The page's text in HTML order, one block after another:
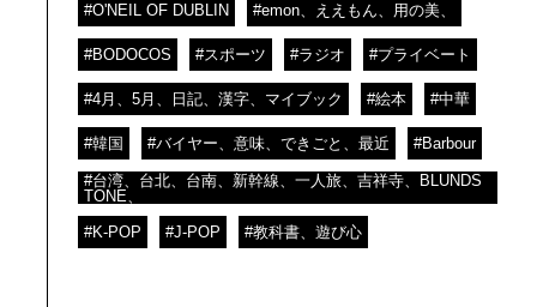
#O'NEIL OF DUBLIN #emon、ええもん、用の美、
#BODOCOS #スポーツ #ラジオ #プライベート
#4月、5月、日記、漢字、マイブック #絵本 #中華
#韓国 #バイヤー、意味、できごと、最近 #Barbour
#台湾、台北、台南、新幹線、一人旅、吉祥寺、BLUNDS
TONE、
#K-POP #J-POP #教科書、遊び心